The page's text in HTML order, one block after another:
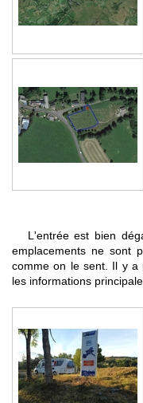
L'entrée est bien
emplacements ne sont
comme on le sent. Il y a
les informations